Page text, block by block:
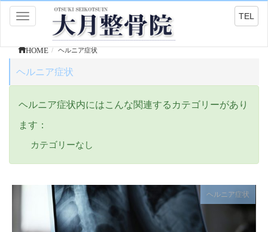
Toggle
navigation
TEL
HOME ヘルニア症状
ヘルニア症状
ヘルニア症状内にはこんな関連するカテゴリーがあり
ます：
カテゴリーなし
ヘルニア症状